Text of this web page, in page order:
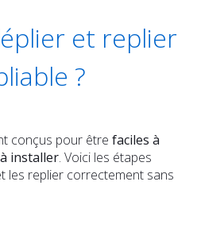
et replier
?
conçus pour être faciles à
installer. Voici les étapes
les replier correctement sans